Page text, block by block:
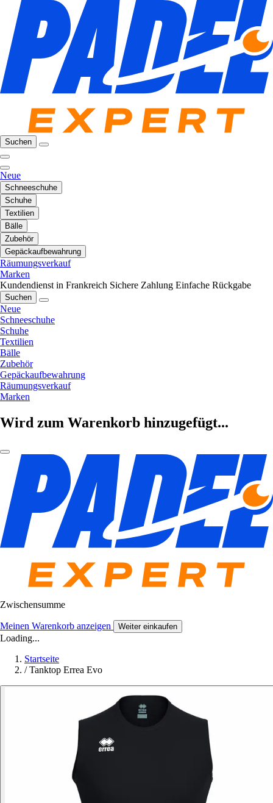
Suchen
Neue
Schneeschuhe
Schuhe
Textilien
Bälle
Zubehör
Gepäckaufbewahrung
Räumungsverkauf
Marken
Kundendienst in Frankreich Sichere Zahlung Einfache Rückgabe
Suchen
Neue
Schneeschuhe
Schuhe
Textilien
Bälle
Zubehör
Gepäckaufbewahrung
Räumungsverkauf
Marken
Wird zum Warenkorb hinzugefügt...
Zwischensumme
Meinen Warenkorb anzeigen Weiter einkaufen
Loading...
Startseite
/ Tanktop Errea Evo